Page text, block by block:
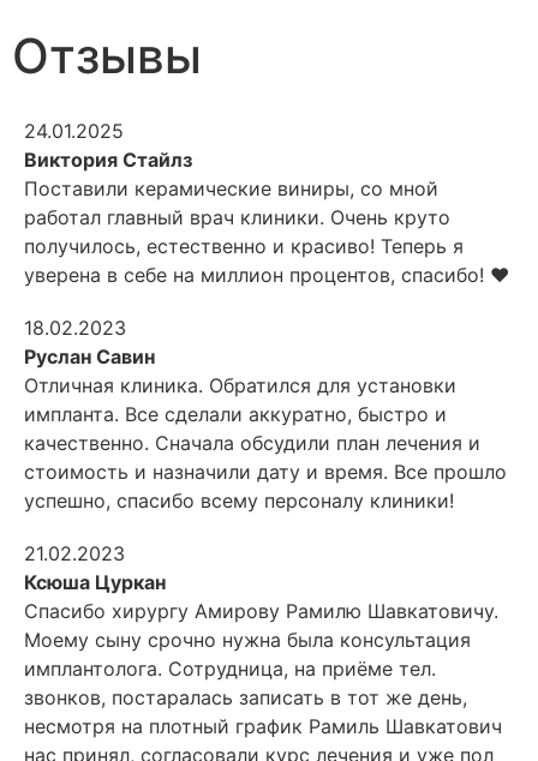
Отзывы
24.01.2025
Виктория Стайлз
Поставили керамические виниры, со мной
работал главный врач клиники. Очень круто
получилось, естественно и красиво! Теперь я
уверена в себе на миллион процентов, спасибо! ❤️
18.02.2023
Руслан Савин
Отличная клиника. Обратился для установки
импланта. Все сделали аккуратно, быстро и
качественно. Сначала обсудили план лечения и
стоимость и назначили дату и время. Все прошло
успешно, спасибо всему персоналу клиники!
21.02.2023
Ксюша Цуркан
Спасибо хирургу Амирову Рамилю Шавкатовичу.
Моему сыну срочно нужна была консультация
имплантолога. Сотрудница, на приёме тел.
звонков, постаралась записать в тот же день,
несмотря на плотный график Рамиль Шавкатович
нас принял, согласовали курс лечения и уже пол